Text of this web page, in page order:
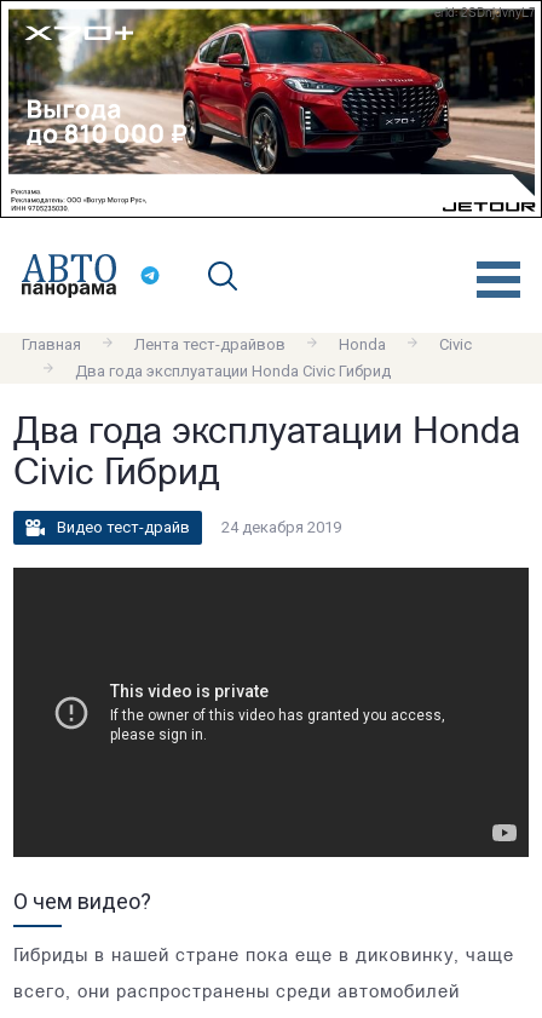
erid: 2SDnjdvnyL7
Главная Лента тест-драйвов Honda
Civic
Два года эксплуатации Honda Civic Гибрид
Два года эксплуатации Honda
Civic Гибрид
Видео тест-драйв 24 декабря 2019
О чем видео?
Гибриды в нашей стране пока еще в диковинку, чаще
всего, они распространены среди автомобилей